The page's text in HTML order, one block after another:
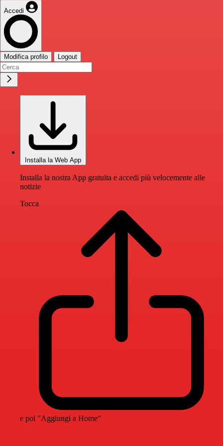
Accedi
Modifica profilo Logout
Installa la Web App
Installa la nostra App gratuita e accedi più velocemente alle
notizie
Tocca
e poi "Aggiungi a Home"